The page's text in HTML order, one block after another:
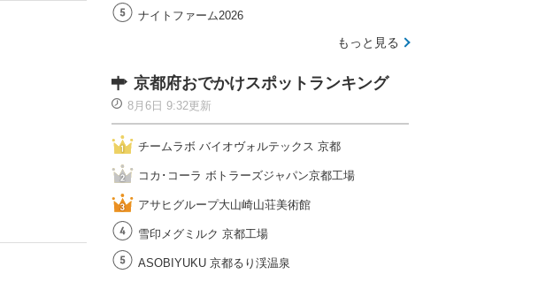
ナイトファーム2026
もっと見る
京都府おでかけスポットランキング
8月6日 9:32更新
チームラボ バイオヴォルテックス 京都
コカ･コーラ ボトラーズジャパン京都工場
アサヒグループ大山崎山荘美術館
雪印メグミルク 京都工場
ASOBIYUKU 京都るり渓温泉